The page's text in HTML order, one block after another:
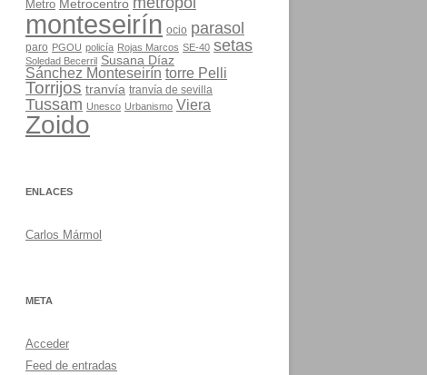
Metro Metrocentro
monteseirín ocio parasol
paro PGOU policía Rojas Marcos SE-40 setas
Soledad Becerril Susana Díaz
Sánchez Monteseirín torre Pelli
Torrijos tranvía tranvía de sevilla
Tussam Unesco Urbanismo Viera
Zoido
ENLACES
Carlos Mármol
META
Acceder
Feed de entradas